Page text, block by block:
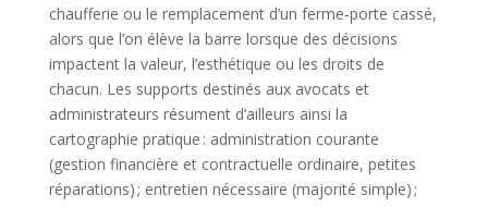
chaufferie ou le remplacement d’un ferme‑porte cassé,
alors que l’on élève la barre lorsque des décisions
impactent la valeur, l’esthétique ou les droits de
chacun. Les supports destinés aux avocats et
administrateurs résument d’ailleurs ainsi la
cartographie pratique : administration courante
(gestion financière et contractuelle ordinaire, petites
réparations) ; entretien nécessaire (majorité simple) ;